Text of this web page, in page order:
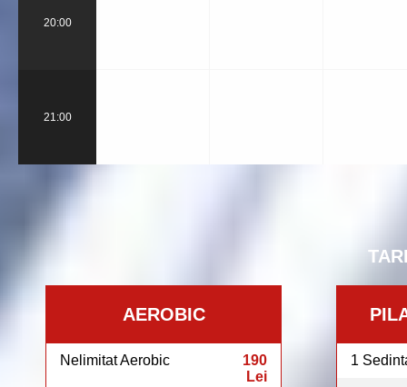
20:00
21:00
AEROBIC
Nelimitat Aerobic
190
Lei
1